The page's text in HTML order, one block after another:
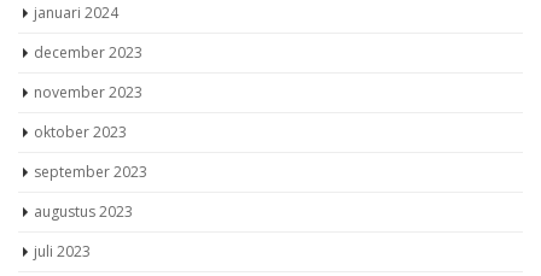
januari 2024
december 2023
november 2023
oktober 2023
september 2023
augustus 2023
juli 2023